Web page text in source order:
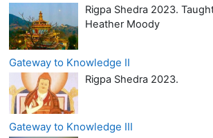
Rigpa Shedra 2023.
Heather Moody
Gateway to Knowledge II
Rigpa Shedra 2023.
Gateway to Knowledge III